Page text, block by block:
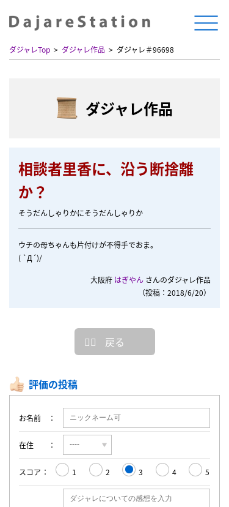
ダジャレTop ダジャレ作品 ダジャレ＃96698
ダジャレ作品
相談者里香に、沿う断捨離
か？
そうだんしゃりかにそうだんしゃりか
ウチの母ちゃんも片付けが不得手でおま。
( `Д´)/
大阪府 はぎやん さんのダジャレ作品
（投稿：2018/6/20）
戻る
評価の投稿
お名前
在住
スコア 1 2 3 4 5